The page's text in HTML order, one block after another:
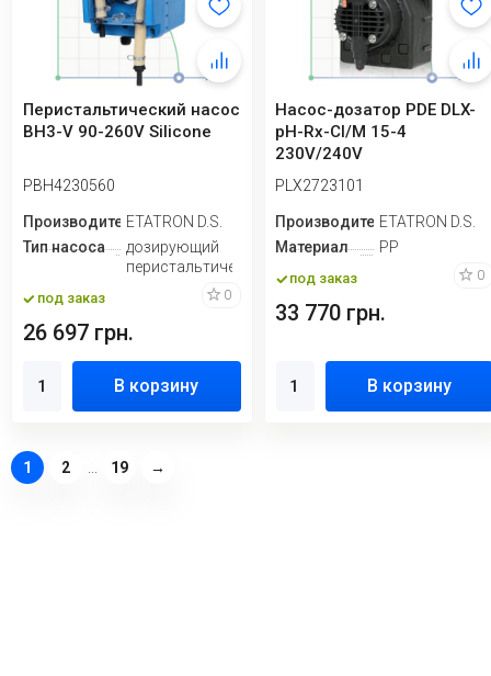
Перистальтический насос
BH3-V 90-260V Silicone
PBH4230560
ПроизводительETATRON D.S.
Тип насоса
дозирующий
перистальтический
под заказ 0
26 697 грн.
В корзину
Насос-дозатор PDE DLX-
pH-Rx-Cl/M 15-4
230V/240V
PLX2723101
ПроизводительETATRON D.S.
Материал
PP
под заказ 0
33 770 грн.
В корзину
1 2 19 →